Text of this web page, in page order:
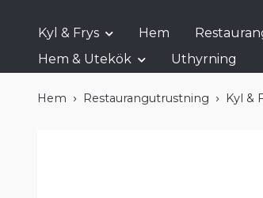
Kyl & Frys Hem
Hem & Utekök
Uthyrning
Hem Restaurangutrustning Kyl &